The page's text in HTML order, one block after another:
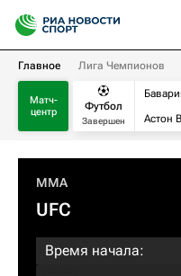
Главное Лига Чемпионов
Матч-
центр
Футбол
Завершен
Астон
MMA
UFC
Время начала: